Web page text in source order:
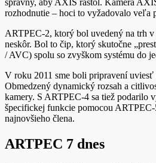
rozhodnutie – hoci to vyžadovalo veľa
ARTPEC-2, ktorý bol uvedený na trh
neskôr. Bol to čip, ktorý skutočne
/ AVC) spolu so zvyškom systému do
V roku 2011 sme boli pripravení uviesť
Obmedzený dynamický rozsah a
kamery. S ARTPEC-4 sa tiež podarilo
špecifickej funkcie pomocou ARTPEC-
najnovšieho člena.
ARTPEC 7 dnes